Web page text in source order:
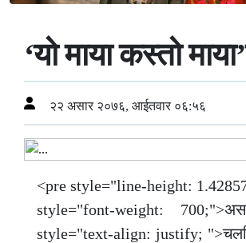
‘यो माया कस्तो
२२ असार २०७६, आईतवार ०६:५६
<pre style="line-height:
style="font-weight:
style="text-align: justify;